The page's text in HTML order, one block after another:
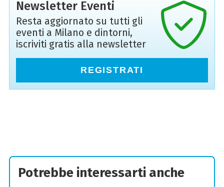
Newsletter Eventi
Resta aggiornato su tutti gli
eventi a Milano e dintorni,
iscriviti gratis alla newsletter
REGISTRATI
Potrebbe interessarti anche